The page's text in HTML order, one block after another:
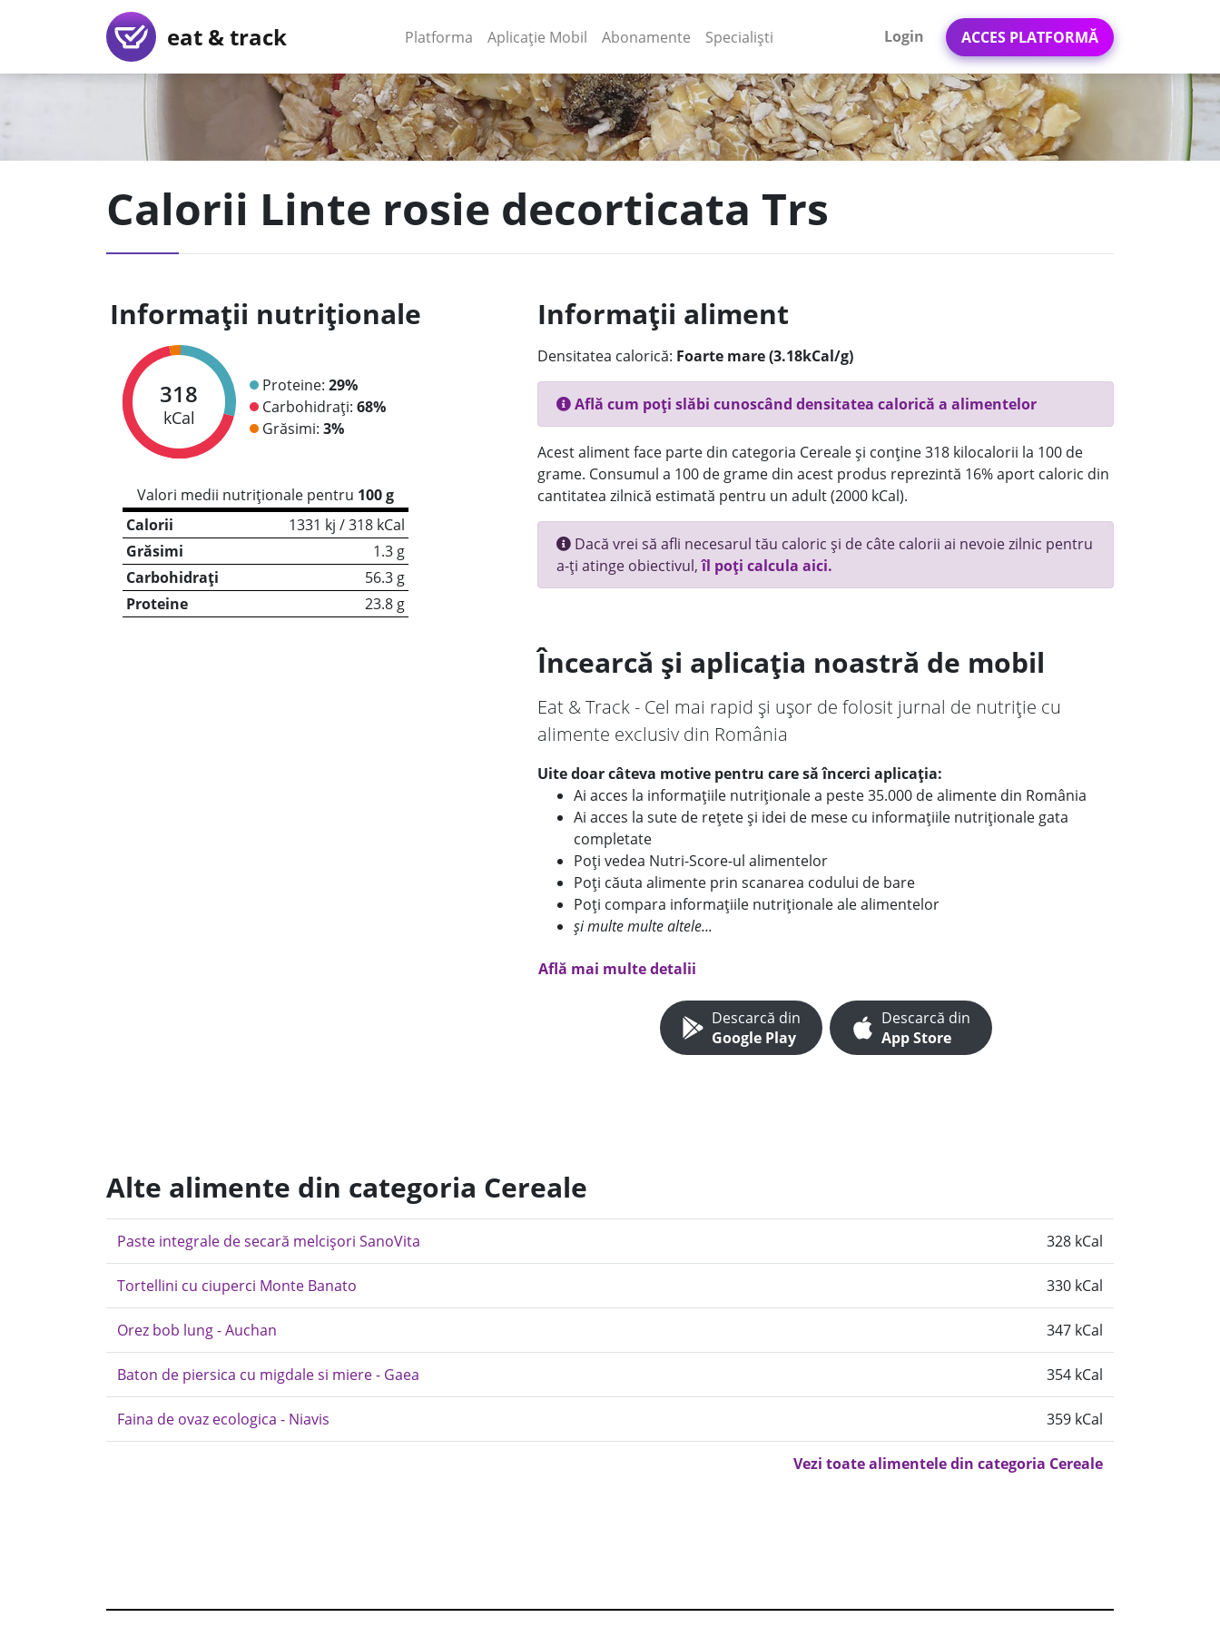
eat & track Platforma (current)
Aplicație Mobil (current)
Abonamente Specialiști Login ACCES PLATFORMĂ
Calorii Linte rosie decorticata Trs
Informații nutriționale
318
kCal
Proteine: 29%
Carbohidrați: 68%
Grăsimi: 3%
Valori medii nutriționale pentru 100 g
Calorii
1331 kj / 318 kCal
Grăsimi
1.3 g
Carbohidrați
56.3 g
Proteine
23.8 g
Informații aliment
Densitatea calorică: Foarte mare (3.18kCal/g)
Află cum poți slăbi cunoscând densitatea calorică a alimentelor
Acest aliment face parte din categoria Cereale și conține 318 kilocalorii la 100 de
grame. Consumul a 100 de grame din acest produs reprezintă 16% aport caloric din
cantitatea zilnică estimată pentru un adult (2000 kCal).
Dacă vrei să afli necesarul tău caloric și de câte calorii ai nevoie zilnic pentru
a-ți atinge obiectivul,îl poți calcula aici.
Încearcă și aplicația noastră de mobil
Eat & Track - Cel mai rapid și ușor de folosit jurnal de nutriție cu
alimente exclusiv din România
Uite doar câteva motive pentru care să încerci aplicația:
Ai acces la informațiile nutriționale a peste 35.000 de alimente din România
Ai acces la sute de rețete și idei de mese cu informațiile nutriționale gata
completate
Poți vedea Nutri-Score-ul alimentelor
Poți căuta alimente prin scanarea codului de bare
Poți compara informațiile nutriționale ale alimentelor
și multe multe altele...
Află mai multe detalii
Descarcă din
Google Play
Descarcă din
App Store
Alte alimente din categoria Cereale
Paste integrale de secară melcișori SanoVita 328 kCal
Tortellini cu ciuperci Monte Banato 330 kCal
Orez bob lung - Auchan 347 kCal
Baton de piersica cu migdale si miere - Gaea 354 kCal
Faina de ovaz ecologica - Niavis 359 kCal
Vezi toate alimentele din categoria Cereale